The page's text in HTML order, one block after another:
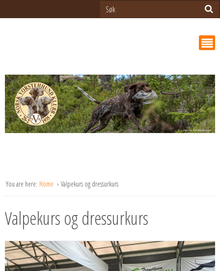
You are here: Home Valpekurs og dressurkurs
Valpekurs og dressurkurs